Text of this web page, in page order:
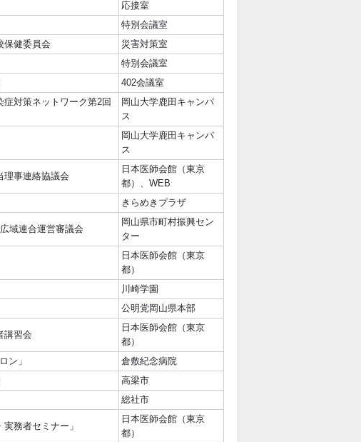
応接室
特別会議室
健委員会
災害対策室
特別会議室
402会議室
対策ネットワーク第2回
岡山大学鹿田キャンパ
ス
岡山大学鹿田キャンパ
ス
理事連絡協議会
日本医師会館（東京
都）、WEB
きらめきプラザ
域連合運営審議会
岡山県市町村振興セン
ター
日本医師会館（東京
都）
川崎学園
公明党岡山県本部
講習会
日本医師会館（東京
都）
ン」
倉敷紀念病院
高梁市
総社市
務者セミナー」
日本医師会館（東京
都）